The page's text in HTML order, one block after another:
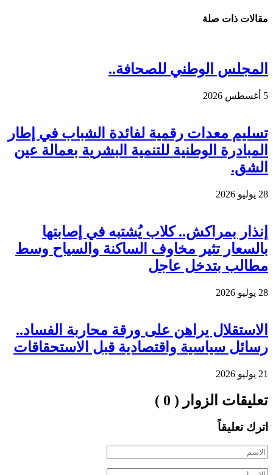
مقالات ذات صلة
المجلس الوطني للصحافة..
5 أغسطس 2026
تسليم معدات رقمية لفائدة الشباب في إطار
المبادرة الوطنية للتنمية البشرية بعمالة عين
الشق.
28 يوليو 2026
إنذار بمراكش.. كلاب يُشتبه في إصابتها
بالسعار تثير مخاوف الساكنة والسياح وسط
مطالب بتدخل عاجل
28 يوليو 2026
الاستقلال يراهن على ورقة محاربة الفساد..
رسائل سياسية واقتصادية قبل الاستحقاقات
21 يوليو 2026
تعليقات الزوار ( 0 )
اترك تعليقاً